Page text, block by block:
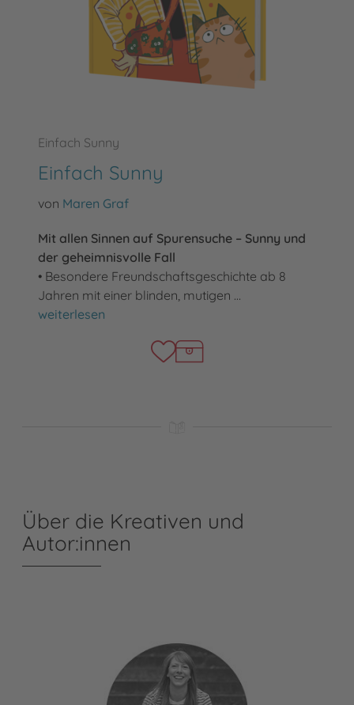
Einfach Sunny
Einfach Sunny
von Maren Graf
Mit allen Sinnen auf Spurensuche – Sunny und
der geheimnisvolle Fall
• Besondere Freundschaftsgeschichte ab 8
Jahren mit einer blinden, mutigen …
Einfach Sunny
weiterlesen
Über die Kreativen und
Autor:innen